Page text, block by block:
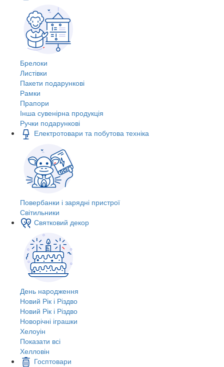
Брелоки
Листівки
Пакети подарункові
Рамки
Прапори
Інша сувенірна продукція
Ручки подарункові
Електротовари та побутова техніка
Повербанки і зарядні пристрої
Світильники
Святковий декор
День народження
Новий Рік і Різдво
Новий Рік і Різдво
Новорічні іграшки
Хелоуін
Показати всі
Хелловін
Госптовари